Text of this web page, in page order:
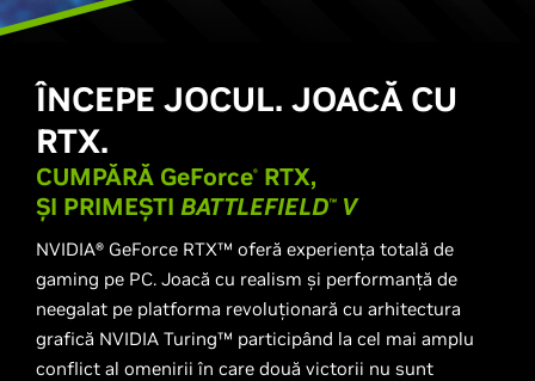
ÎNCEPE JOCUL. JOACĂ CU
RTX.
CUMPĂRĂ GeForce​® RTX,
ȘI PRIMEȘTI BATTLEFIELD™ V
NVIDIA® GeForce RTX™ oferă experiența totală de
gaming pe PC. Joacă cu realism și performanță de
neegalat pe platforma revoluționară cu arhitectura
grafică NVIDIA Turing™ participând la cel mai amplu
conflict al omenirii în care două victorii nu sunt